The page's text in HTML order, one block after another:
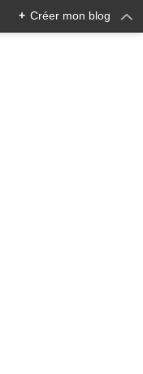
+ Créer mon blog